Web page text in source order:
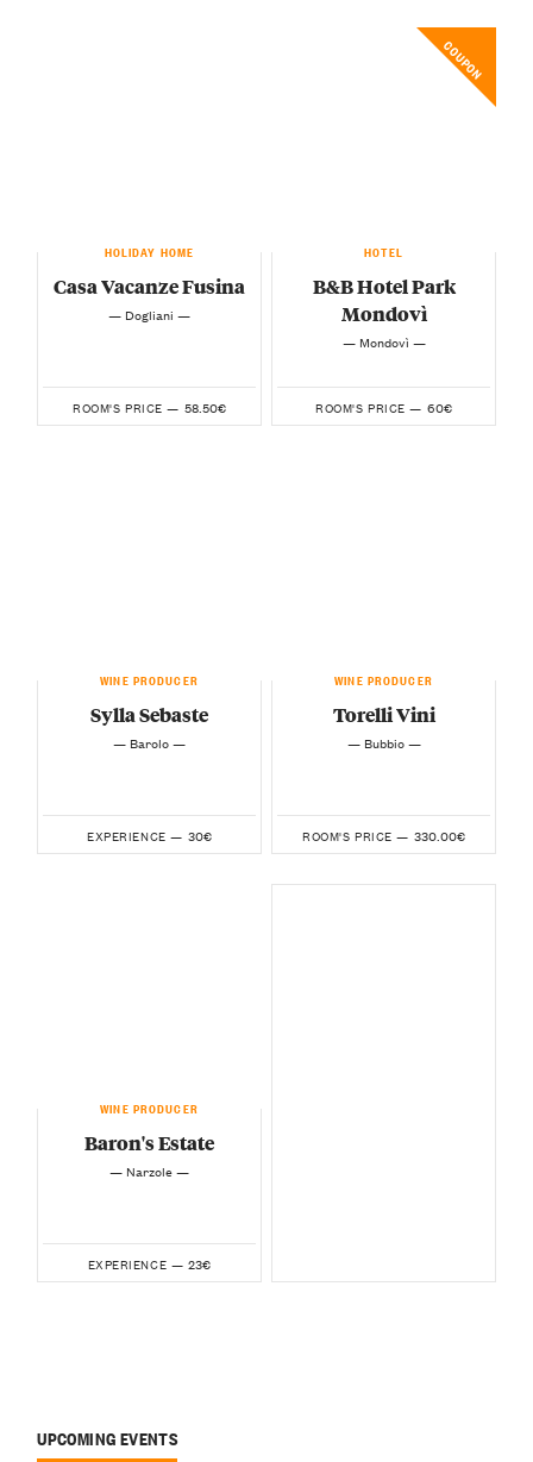
HOLIDAY HOME
Casa Vacanze Fusina
— Dogliani —
ROOM'S PRICE — 58.50€
COUPON
HOTEL
B&B Hotel Park
Mondovì
— Mondovì —
ROOM'S PRICE — 60€
WINE PRODUCER
Sylla Sebaste
— Barolo —
EXPERIENCE — 30€
WINE PRODUCER
Torelli Vini
— Bubbio —
ROOM'S PRICE — 330.00€
WINE PRODUCER
Baron's Estate
— Narzole —
EXPERIENCE — 23€
UPCOMING EVENTS